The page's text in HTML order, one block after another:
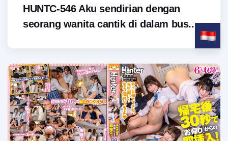
HUNTC-546 Aku sendirian dengan
seorang wanita cantik di dalam bus...